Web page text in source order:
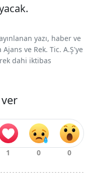
yazı, haber ve
ve Rek. Tic. A.Ş'ye
dahi iktibas